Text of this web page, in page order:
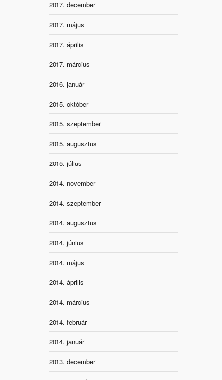
2017. december
2017. május
2017. április
2017. március
2016. január
2015. október
2015. szeptember
2015. augusztus
2015. július
2014. november
2014. szeptember
2014. augusztus
2014. június
2014. május
2014. április
2014. március
2014. február
2014. január
2013. december